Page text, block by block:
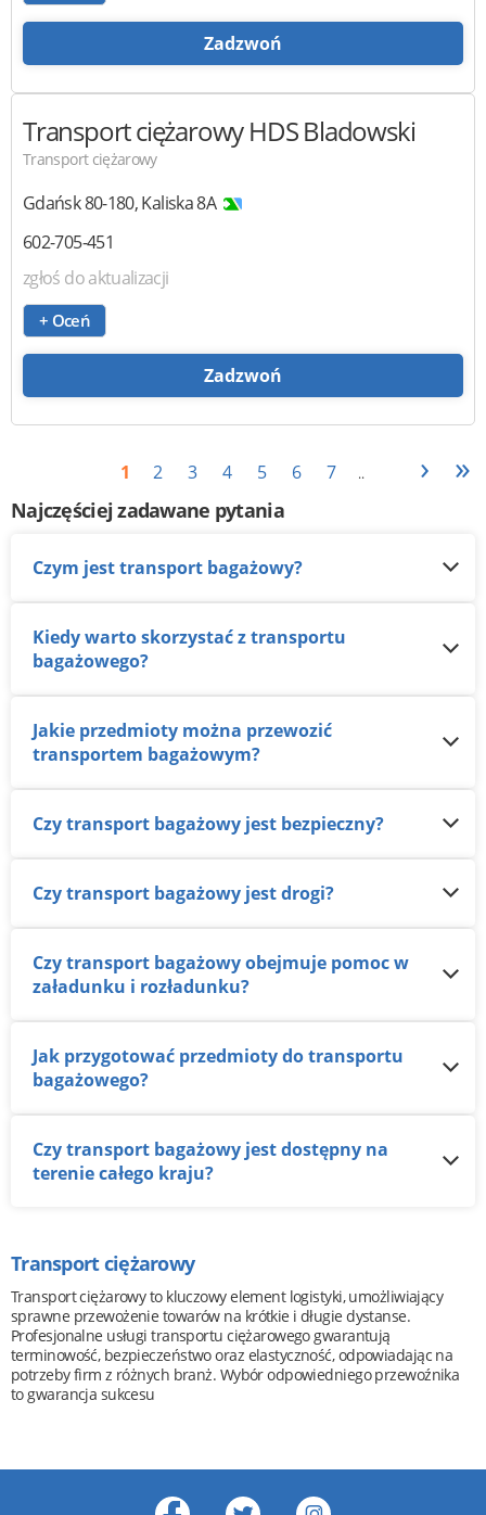
Zadzwoń
Transport ciężarowy HDSBladowski
Transport ciężarowy
Gdańsk80-180,Kaliska 8A
602-705-451
zgłoś do aktualizacji
+ Oceń
Zadzwoń
1 2 3 4 5 6 7 .. › »
Najczęściej zadawane pytania
Czym jest transport bagażowy?
Kiedy warto skorzystać z transportu
bagażowego?
Jakie przedmioty można przewozić
transportem bagażowym?
Czy transport bagażowy jest bezpieczny?
Czy transport bagażowy jest drogi?
Czy transport bagażowy obejmuje pomoc w
załadunku i rozładunku?
Jak przygotować przedmioty do transportu
bagażowego?
Czy transport bagażowy jest dostępny na
terenie całego kraju?
Transport ciężarowy
Transport ciężarowy to kluczowy element logistyki, umożliwiający
sprawne przewożenie towarów na krótkie i długie dystanse.
Profesjonalne usługi transportu ciężarowego gwarantują
terminowość, bezpieczeństwo oraz elastyczność, odpowiadając na
potrzeby firm z różnych branż. Wybór odpowiedniego przewoźnika
to gwarancja sukcesu